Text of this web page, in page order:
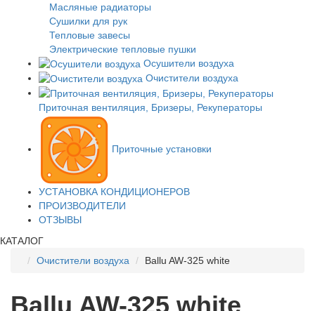
Масляные радиаторы
Сушилки для рук
Тепловые завесы
Электрические тепловые пушки
Осушители воздуха
Очистители воздуха
Приточная вентиляция, Бризеры, Рекуператоры
Приточные установки
УСТАНОВКА КОНДИЦИОНЕРОВ
ПРОИЗВОДИТЕЛИ
ОТЗЫВЫ
КАТАЛОГ
Очистители воздуха
Ballu AW-325 white